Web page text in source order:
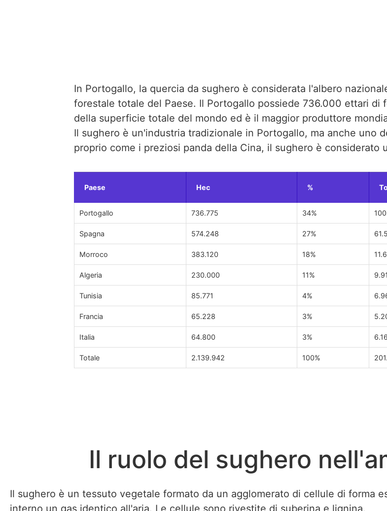
In Portogallo, la quercia da sughero è considerata l'albero
forestale totale del Paese. Il Portogallo possiede 736.000 ettari di
della superficie totale del mondo ed è il maggior produttore
Il sughero è un'industria tradizionale in Portogallo, ma anche uno
proprio come i preziosi panda della Cina, il sughero è considerato
Paese Hec %
Portogallo 736.775 34%
Spagna 574.248 27%
Morroco 383.120 18%
Algeria 230.000 11%
Tunisia 85.771 4%
Francia 65.228 3%
Italia 64.800 3%
Totale 2.139.942 100%
Il ruolo del sughero
Il sughero è un tessuto vegetale formato da un agglomerato di cellule di forma
interno un gas identico all'aria. Le cellule sono rivestite di suberina e lignina.